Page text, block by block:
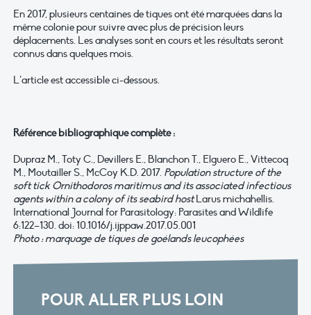
En 2017, plusieurs centaines de tiques ont été marquées dans la
même colonie pour suivre avec plus de précision leurs
déplacements. Les analyses sont en cours et les résultats seront
connus dans quelques mois.
L’article est accessible ci-dessous.
Référence bibliographique complète :
Dupraz M., Toty C., Devillers E., Blanchon T., Elguero E., Vittecoq
M., Moutailler S., McCoy K.D. 2017. Population structure of the
soft tick Ornithodoros maritimus and its associated infectious
agents within a colony of its seabird hostLarus michahellis.
International Journal for Parasitology: Parasites and Wildlife
6:122–130. doi: 10.1016/j.ijppaw.2017.05.001
Photo : marquage de tiques de goélands leucophées
POUR ALLER PLUS LOIN